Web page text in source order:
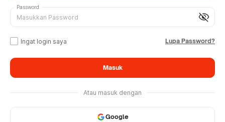
visibility_off
Password
Ingat login saya Lupa Password?
Masuk
Atau masuk dengan
Google